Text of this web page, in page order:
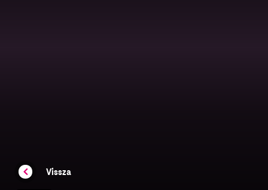
Vissza